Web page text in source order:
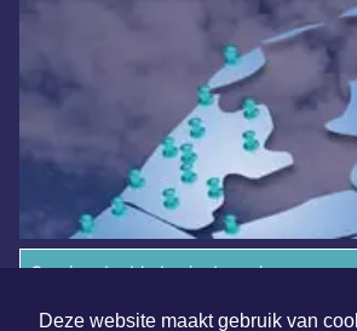
Deze website maakt gebruik van
Overige dagbladen in de regio